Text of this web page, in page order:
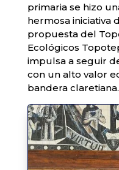
primaria se hizo
hermosa iniciativa
propuesta del
Ecológicos
impulsa a seguir
con un alto valor
bandera claretiana.